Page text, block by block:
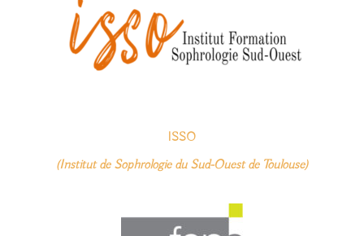
ISSO
(Institut de Sophrologie du Sud-Ouest de Toulouse)